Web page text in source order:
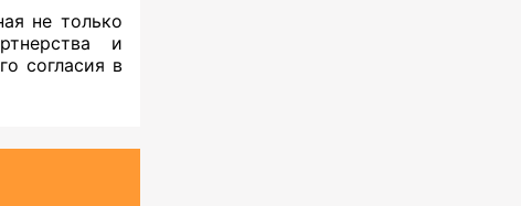
не только
и
согласия в